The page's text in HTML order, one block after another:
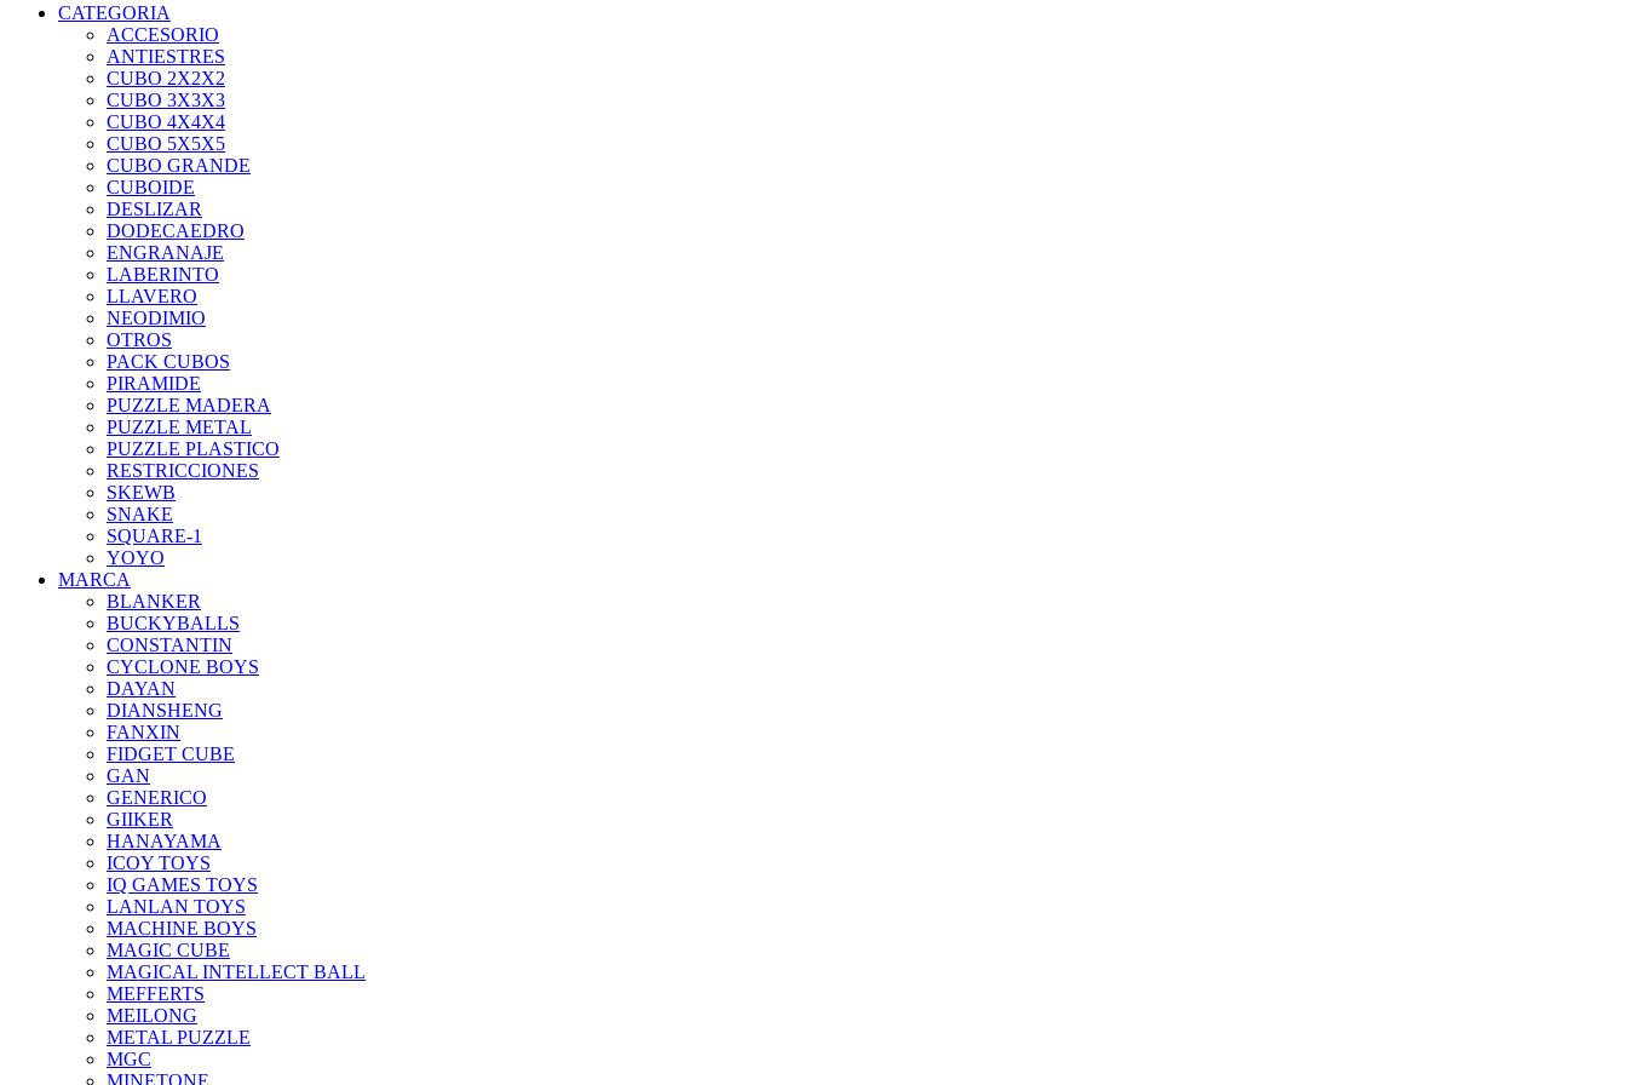
CATEGORIA
ACCESORIO
ANTIESTRES
CUBO 2X2X2
CUBO 3X3X3
CUBO 4X4X4
CUBO 5X5X5
CUBO GRANDE
CUBOIDE
DESLIZAR
DODECAEDRO
ENGRANAJE
LABERINTO
LLAVERO
NEODIMIO
OTROS
PACK CUBOS
PIRAMIDE
PUZZLE MADERA
PUZZLE METAL
PUZZLE PLASTICO
RESTRICCIONES
SKEWB
SNAKE
SQUARE-1
YOYO
MARCA
BLANKER
BUCKYBALLS
CONSTANTIN
CYCLONE BOYS
DAYAN
DIANSHENG
FANXIN
FIDGET CUBE
GAN
GENERICO
GIIKER
HANAYAMA
ICOY TOYS
IQ GAMES TOYS
LANLAN TOYS
MACHINE BOYS
MAGIC CUBE
MAGICAL INTELLECT BALL
MEFFERTS
MEILONG
METAL PUZZLE
MGC
MINETONE